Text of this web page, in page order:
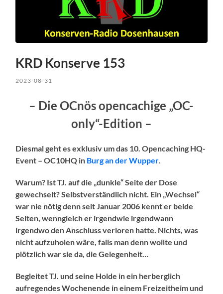
KRD Konserve 153
2023-08-31
– Die OCnös opencachige „OC-
only“-Edition –
Diesmal geht es exklusiv um das 10. Opencaching HQ-
Event – OC10HQ in Burg an der Wupper
Warum? Ist TJ. auf die „dunkle“ Seite der Dose
gewechselt?Selbstverständlich nicht. Ein „Wechsel“
war nie nötig denn seit Januar 2006 kennt er beide
Seiten, wenngleich er irgendwie irgendwann
irgendwo den Anschluss verloren hatte. Nichts, was
nicht aufzuholen wäre, falls man denn wollte und
plötzlich war sie da, die Gelegenheit…
Begleitet TJ. und seine Holde in ein herberglich
aufregendes Wochenende in einem Freizeitheim und